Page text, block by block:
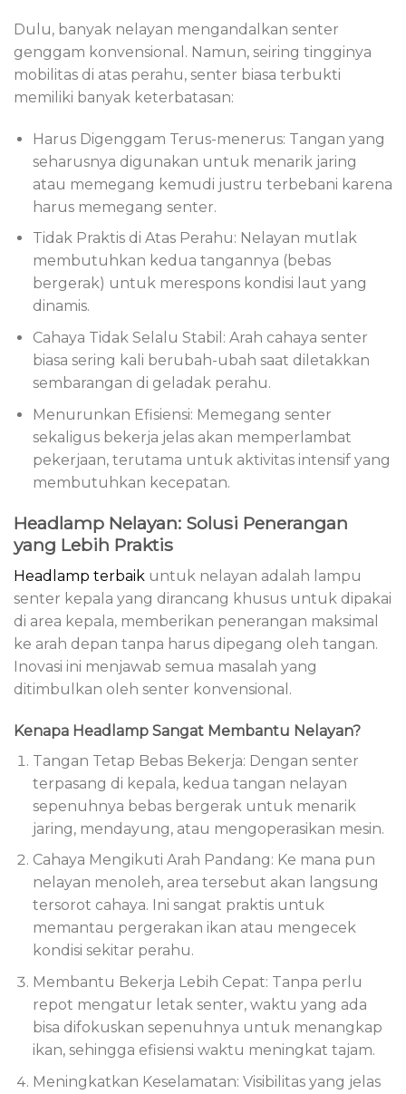
Dulu, banyak nelayan mengandalkan senter
genggam konvensional. Namun, seiring tingginya
mobilitas di atas perahu, senter biasa terbukti
memiliki banyak keterbatasan:
Harus Digenggam Terus-menerus: Tangan yang
seharusnya digunakan untuk menarik jaring
atau memegang kemudi justru terbebani karena
harus memegang senter.
Tidak Praktis di Atas Perahu: Nelayan mutlak
membutuhkan kedua tangannya (bebas
bergerak) untuk merespons kondisi laut yang
dinamis.
Cahaya Tidak Selalu Stabil: Arah cahaya senter
biasa sering kali berubah-ubah saat diletakkan
sembarangan di geladak perahu.
Menurunkan Efisiensi: Memegang senter
sekaligus bekerja jelas akan memperlambat
pekerjaan, terutama untuk aktivitas intensif yang
membutuhkan kecepatan.
Headlamp Nelayan: Solusi Penerangan
yang Lebih Praktis
Headlamp terbaik untuk nelayan adalah lampu
senter kepala yang dirancang khusus untuk dipakai
di area kepala, memberikan penerangan maksimal
ke arah depan tanpa harus dipegang oleh tangan.
Inovasi ini menjawab semua masalah yang
ditimbulkan oleh senter konvensional.
Kenapa Headlamp Sangat Membantu Nelayan?
Tangan Tetap Bebas Bekerja: Dengan senter
terpasang di kepala, kedua tangan nelayan
sepenuhnya bebas bergerak untuk menarik
jaring, mendayung, atau mengoperasikan mesin.
Cahaya Mengikuti Arah Pandang: Ke mana pun
nelayan menoleh, area tersebut akan langsung
tersorot cahaya. Ini sangat praktis untuk
memantau pergerakan ikan atau mengecek
kondisi sekitar perahu.
Membantu Bekerja Lebih Cepat: Tanpa perlu
repot mengatur letak senter, waktu yang ada
bisa difokuskan sepenuhnya untuk menangkap
ikan, sehingga efisiensi waktu meningkat tajam.
Meningkatkan Keselamatan: Visibilitas yang jelas